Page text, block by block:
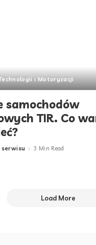
i Motoryzacji
samochodów
TIR. Co
serwisu 3 Min Read
Load More